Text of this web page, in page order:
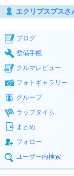
エクリプスプスさ
ブログ
整備手帳
クルマレビュー
フォトギャラリー
グループ
ラップタイム
まとめ
フォロー
ユーザー内検索